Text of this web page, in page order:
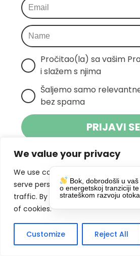
We value your privacy
We use cookies to enhance your
serve personalized ads or content,
traffic. By clicking "Accept All", you
of cookies.
Customize Reject All
Pročitao(la) sa vašim
i slažem s njima
Šaljemo samo
bez spama
PRIJAVI SE
Klikom na gumb dajete
primanje novosti Pokreta
slažete spolitikom
DRUŠTVENE
Bok, dobrodošli u
o energetskoj tranziciji
strateškom razvoju